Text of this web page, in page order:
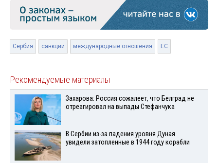
Сербия санкции международные отношения ЕС
Рекомендуемые материалы
Захарова: Россия сожалеет, что Белград не
отреагировал на выпады Стефанчука
В Сербии из-за падения уровня Дуная
увидели затопленные в 1944 году корабли